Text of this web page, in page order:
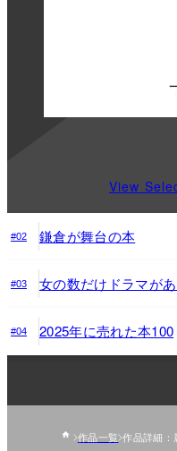
View
#02 鎌倉が舞台の本
#03 女の数だけドラマが
#04 2025年に売れた本100
作品一覧 作品詳細：